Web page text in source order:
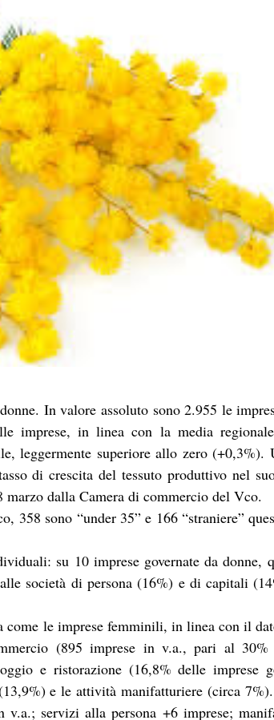
In valore assoluto sono 2.955 le
imprese, in linea con la media
leggermente superiore allo zero (+0,3%).
di crescita del tessuto produttivo nel
dalla Camera di commercio del Vco.
358 sono “under 35” e 166 “straniere”
su 10 imprese governate da donne,
società di persona (16%) e di capitali
le imprese femminili, in linea con il
(895 imprese in v.a., pari al 30%
e ristorazione (16,8% delle imprese
e le attività manifatturiere (circa
servizi alla persona +6 imprese;